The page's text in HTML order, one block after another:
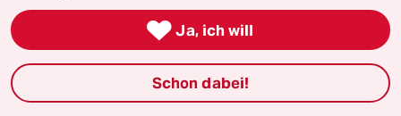
Newsletter
 Ja, ich will
Schon dabei!